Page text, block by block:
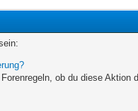
ob du diese Aktion